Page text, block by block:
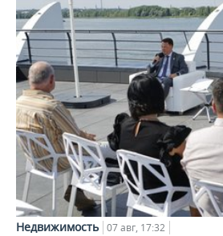
Недвижимость 07 авг, 17:32